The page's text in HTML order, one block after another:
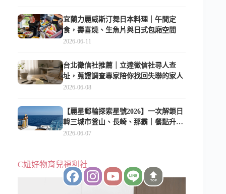
宜蘭力麗威斯汀舞日本料理｜午間定
食，壽喜燒、生魚片與日式包廂空間
2026-06-11
台北徵信社推薦｜立達徵信社尋人查
址，蒐證調查專家陪你找回失聯的家人
2026-06-08
【麗星郵輪探索星號2026】一次解鎖日
韓三城市釜山、長崎、那霸｜餐點升
級、表演更新、船上慶生超難忘
2026-06-07
C妞好物育兒福利社
TOP